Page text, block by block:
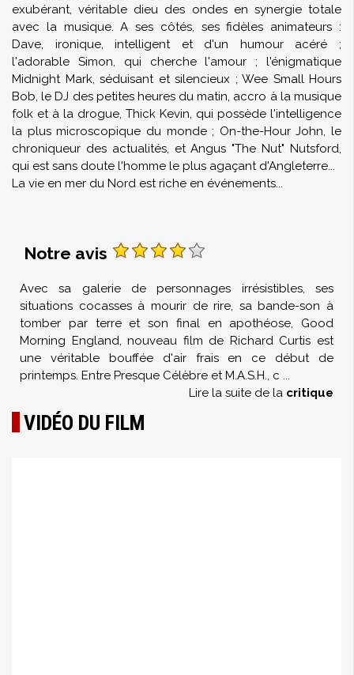
exubérant, véritable dieu des ondes en synergie totale
avec la musique. A ses côtés, ses fidèles animateurs :
Dave, ironique, intelligent et d'un humour acéré ;
l'adorable Simon, qui cherche l'amour ; l'énigmatique
Midnight Mark, séduisant et silencieux ; Wee Small Hours
Bob, le DJ des petites heures du matin, accro à la musique
folk et à la drogue, Thick Kevin, qui possède l'intelligence
la plus microscopique du monde ; On-the-Hour John, le
chroniqueur des actualités, et Angus "The Nut" Nutsford,
qui est sans doute l'homme le plus agaçant d'Angleterre...
La vie en mer du Nord est riche en événements...
Notre avis
Avec sa galerie de personnages irrésistibles, ses
situations cocasses à mourir de rire, sa bande-son à
tomber par terre et son final en apothéose, Good
Morning England, nouveau film de Richard Curtis est
une véritable bouffée d'air frais en ce début de
printemps. Entre Presque Célèbre et M.A.S.H., c ...
Lire la suite de la critique
VIDÉO DU FILM